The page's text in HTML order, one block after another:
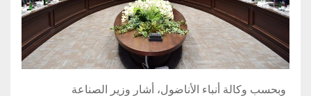
وبحسب وكالة أنباء الأناضول، أشار وزير الصناعة